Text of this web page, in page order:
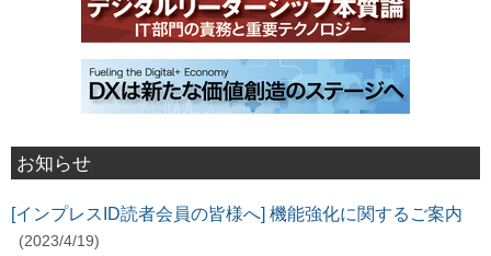
お知らせ
[インプレスID読者会員の皆様へ] 機能強化に関するご案内
(2023/4/19)